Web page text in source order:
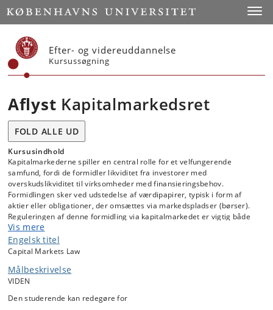
Start
Efter- og videreuddannelse
Kursussøgning
Aflyst Kapitalmarkedsret
FOLD ALLE UD
Kursusindhold
Kapitalmarkederne spiller en central rolle for et velfungerende
samfund, fordi de formidler likviditet fra investorer med
overskudslikviditet til virksomheder med finansieringsbehov.
Formidlingen sker ved udstedelse af værdipapirer, typisk i form af
aktier eller obligationer, der omsættes via markedspladser (børser).
Reguleringen af denne formidling via kapitalmarkedet er vigtig både
for dem, der ønsker at investere, og for de virksomheder, der ønsker
at tiltrække disse investeringer. Hertil kommer en mængde regler, der
angår selve aktiviteten for dem, der bruger kapitalmarkedet. Mange
manipulation, og ukendskab til reglerne kan derfor medføre
strafansvar, også for almindelige private investorer.
Vis mere
Engelsk titel
Capital Markets Law
Målbeskrivelse
VIDEN
Den studerende kan redegøre for